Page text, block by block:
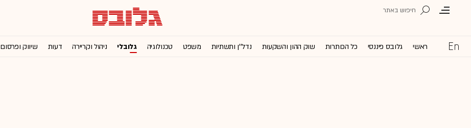
ראשי גלובס פיננסי כל הכותרות שוק ההון והשקעות נדל''ן ותשתיות משפט טכנולוגיה גלובלי ניהול וקריירה דעות שיווק ופרסום